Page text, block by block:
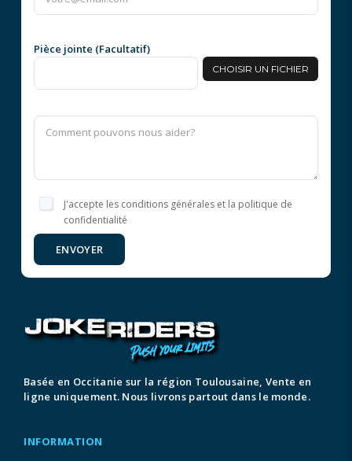
Pièce jointe (Facultatif)
CHOISIR UN FICHIER
J'accepte les conditions générales et la politique de
confidentialité
ENVOYER
Basée en Occitanie sur la région Toulousaine, Vente en
ligne uniquement. Nous livrons partout dans le monde.
INFORMATION